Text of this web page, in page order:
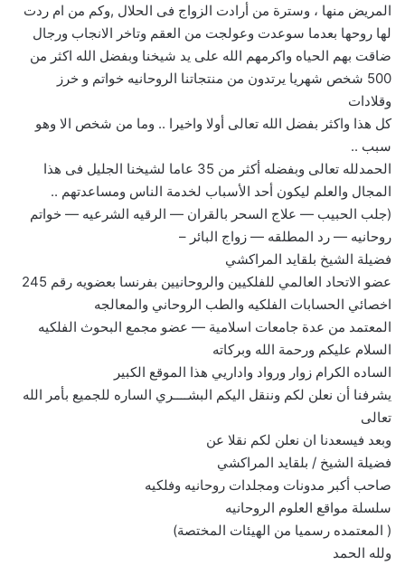
المريض منها ، وسترة من أرادت الزواج فى الحلال ,وكم من ام ردت
لها روحها بعدما سوعدت وعولجت من العقم وتاخر الانجاب ورجال
ضاقت بهم الحياه واكرمهم الله على يد شيخنا وبفضل الله اكثر من
500 شخص شهريا يرتدون من منتجاتنا الروحانيه خواتم و خرز
وقلادات
كل هذا واكثر بفضل الله تعالى أولا واخيرا .. وما من شخص الا وهو
سبب ..
الحمدلله تعالى وبفضله أكثر من 35 عاما لشيخنا الجليل فى هذا
المجال والعلم ليكون أحد الأسباب لخدمة الناس ومساعدتهم ..
(جلب الحبيب — علاج السحر بالقران — الرقيه الشرعيه — خواتم
روحانيه — رد المطلقه — زواج البائر –
فضيلة الشيخ بلقايد المراكشي
عضو الاتحاد العالمي للفلكيين والروحانيين بفرنسا بعضويه رقم 245
اخصائي الحسابات الفلكيه والطب الروحاني والمعالجه
المعتمد من عدة جامعات اسلامية — عضو مجمع البحوث الفلكيه
السلام عليكم ورحمة الله وبركاته
الساده الكرام زوار ورواد واداريي هذا الموقع الكبير
يشرفنا أن نعلن لكم وننقل اليكم البشــــري الساره للجميع بأمر الله
تعالى
وبعد فيسعدنا ان نعلن لكم نقلا عن
فضيلة الشيخ / بلقايد المراكشي
صاحب أكبر مدونات ومجلدات روحانيه وفلكيه
سلسلة مواقع العلوم الروحانيه
( المعتمده رسميا من الهيئات المختصة)
ولله الحمد